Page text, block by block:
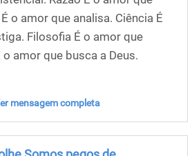
o amor que analisa. Ciência É
Filosofia É o amor que
o amor que busca a Deus.
mensagem completa